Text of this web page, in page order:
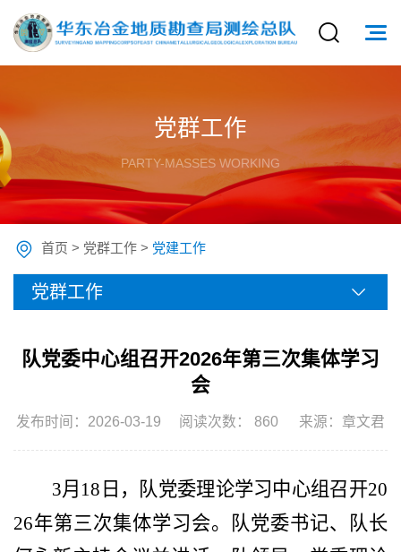
党群工作
PARTY-MASSES WORKING
首页 > 党群工作 > 党建工作
党群工作
队党委中心组召开2026年第三次集体学习
会
发布时间：2026-03-19 阅读次数： 860 来源：章文君
3月 18 日，
队党委理论学习中心组召开20
26年第三次集体学习会。队党委书记、队长